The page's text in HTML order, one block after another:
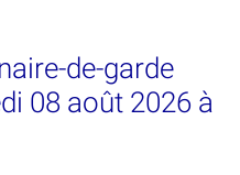
de-garde
08 août 2026 à